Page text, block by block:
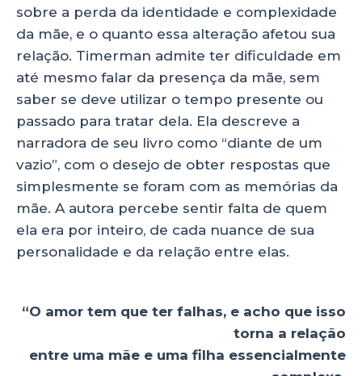
sobre a perda da identidade e complexidade
da mãe, e o quanto essa alteração afetou sua
relação. Timerman admite ter dificuldade em
até mesmo falar da presença da mãe, sem
saber se deve utilizar o tempo presente ou
passado para tratar dela. Ela descreve a
narradora de seu livro como “diante de um
vazio”, com o desejo de obter respostas que
simplesmente se foram com as memórias da
mãe. A autora percebe sentir falta de quem
ela era por inteiro, de cada nuance de sua
personalidade e da relação entre elas.
“O amor tem que ter falhas, e acho que isso
torna a relação
entre uma mãe e uma filha essencialmente